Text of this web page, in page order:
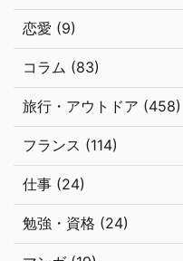
恋愛 (9)
コラム (83)
旅行・アウトドア (458)
フランス (114)
仕事 (24)
勉強・資格 (24)